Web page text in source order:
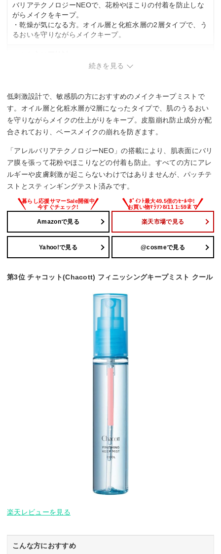
バリアテクノロジーNEOで、花粉やほこりの付着を防止しな
がらメイクをキープ。
・乾燥が気になる方。オイル層と化粧水層の2層タイプで、う
るおいを守りながらメイクキープ。
替えが必要になる可能性あり。
続きを見る
低刺激設計で、敏感肌の方におすすめのメイクキープミストで
す。オイル層と化粧水層が2層になったタイプで、肌のうるおい
を守りながらメイクの仕上がりをキープ。皮脂崩れ防止成分が配
合されており、ベースメイクの崩れを防ぎます。
「アレルバリアテクノロジーNEO」の搭載により、肌表面にバリ
ア膜を張って花粉やほこりなどの付着も防止。すべての方にアレ
ルギーや皮膚刺激が起こらないわけではありませんが、パッチテ
ストとスティンギングテスト済みです。
Amazonで見る 楽天市場で見る
Yahoo!で見る @cosmeで見る
第3位 チャコット(Chacott) フィニッシングキープミスト クール
楽天レビューを見る
こんな方におすすめ